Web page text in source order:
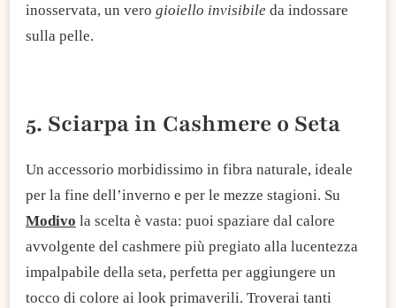
inosservata, un vero gioiello invisibile da indossare
sulla pelle.
5. Sciarpa in Cashmere o Seta
Un accessorio morbidissimo in fibra naturale, ideale
per la fine dell’inverno e per le mezze stagioni. Su
Modivo la scelta è vasta: puoi spaziare dal calore
avvolgente del cashmere più pregiato alla lucentezza
impalpabile della seta, perfetta per aggiungere un
tocco di colore ai look primaverili. Troverai tanti